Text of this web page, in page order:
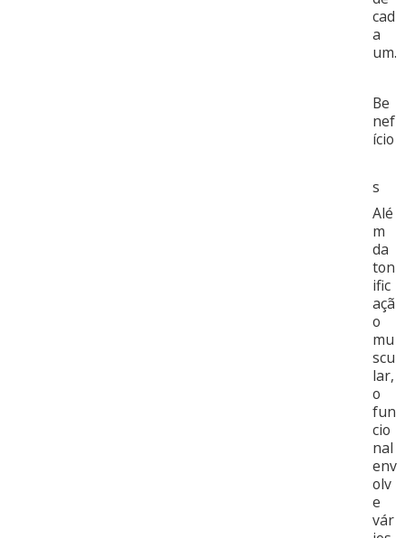
cad
a
um.
Be
nef
ício
s
Alé
m
da
ton
ific
açã
o
mu
scu
lar,
o
fun
cio
nal
env
olv
e
vár